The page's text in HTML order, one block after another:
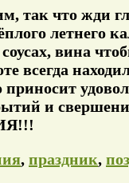
так что жди
летнего
вина
всегда
приносит
и
, праздник,